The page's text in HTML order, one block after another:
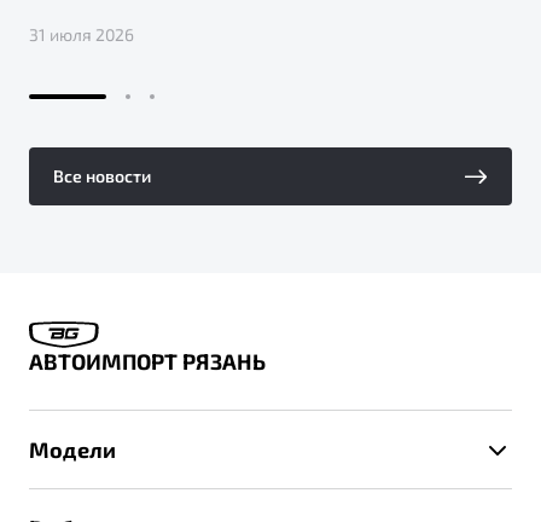
31 июля 2026
Все новости
АВТОИМПОРТ РЯЗАНЬ
Модели